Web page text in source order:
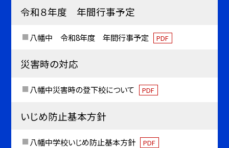
令和８年度 年間行事予定
八幡中 令和8年度 年間行事予定 PDF
災害時の対応
八幡中災害時の登下校について PDF
いじめ防止基本方針
八幡中学校いじめ防止基本方針 PDF